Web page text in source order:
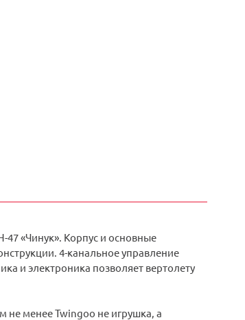
«Чинук». Корпус и основные
4-канальное управление
и электроника позволяет вертолету
не менее Twingoo не игрушка, а